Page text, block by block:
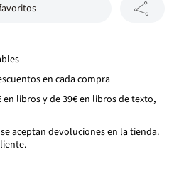
en cada compra
en libros y de 39€ en libros de texto,
aceptan devoluciones en la tienda.